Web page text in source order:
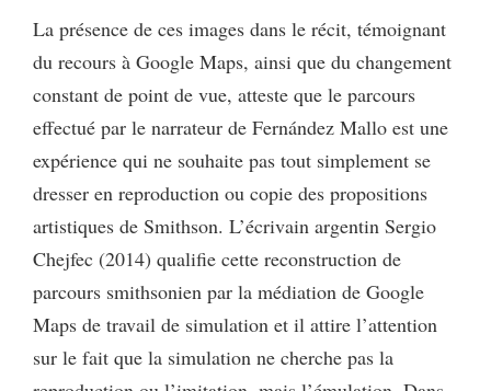
La présence de ces images dans le récit, témoignant
du recours à Google Maps, ainsi que du changement
constant de point de vue, atteste que le parcours
effectué par le narrateur de Fernández Mallo est une
expérience qui ne souhaite pas tout simplement se
dresser en reproduction ou copie des propositions
artistiques de Smithson. L’écrivain argentin Sergio
Chejfec (2014) qualifie cette reconstruction de
parcours smithsonien par la médiation de Google
Maps de travail de simulation et il attire l’attention
sur le fait que la simulation ne cherche pas la